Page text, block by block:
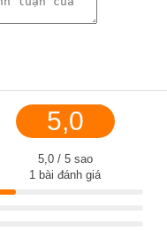
5,0
5,0 / 5 sao
1 bài đánh giá